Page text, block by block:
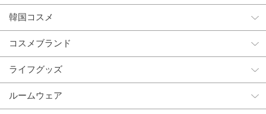
韓国コスメ
コスメブランド
ライフグッズ
ルームウェア